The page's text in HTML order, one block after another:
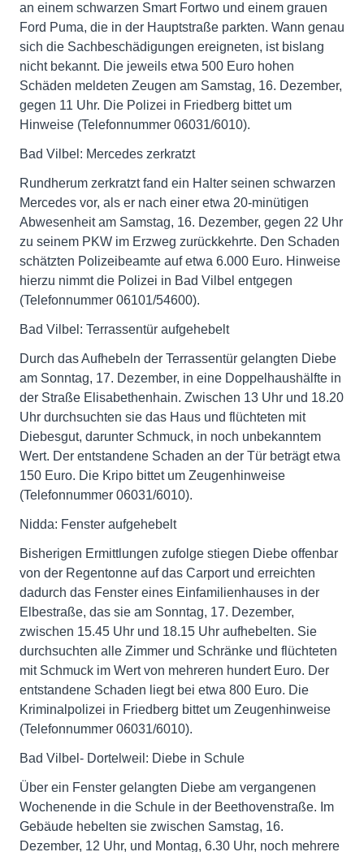
an einem schwarzen Smart Fortwo und einem grauen
Ford Puma, die in der Hauptstraße parkten. Wann genau
sich die Sachbeschädigungen ereigneten, ist bislang
nicht bekannt. Die jeweils etwa 500 Euro hohen
Schäden meldeten Zeugen am Samstag, 16. Dezember,
gegen 11 Uhr. Die Polizei in Friedberg bittet um
Hinweise (Telefonnummer 06031/6010).
Bad Vilbel: Mercedes zerkratzt
Rundherum zerkratzt fand ein Halter seinen schwarzen
Mercedes vor, als er nach einer etwa 20-minütigen
Abwesenheit am Samstag, 16. Dezember, gegen 22 Uhr
zu seinem PKW im Erzweg zurückkehrte. Den Schaden
schätzten Polizeibeamte auf etwa 6.000 Euro. Hinweise
hierzu nimmt die Polizei in Bad Vilbel entgegen
(Telefonnummer 06101/54600).
Bad Vilbel: Terrassentür aufgehebelt
Durch das Aufhebeln der Terrassentür gelangten Diebe
am Sonntag, 17. Dezember, in eine Doppelhaushälfte in
der Straße Elisabethenhain. Zwischen 13 Uhr und 18.20
Uhr durchsuchten sie das Haus und flüchteten mit
Diebesgut, darunter Schmuck, in noch unbekanntem
Wert. Der entstandene Schaden an der Tür beträgt etwa
150 Euro. Die Kripo bittet um Zeugenhinweise
(Telefonnummer 06031/6010).
Nidda: Fenster aufgehebelt
Bisherigen Ermittlungen zufolge stiegen Diebe offenbar
von der Regentonne auf das Carport und erreichten
dadurch das Fenster eines Einfamilienhauses in der
Elbestraße, das sie am Sonntag, 17. Dezember,
zwischen 15.45 Uhr und 18.15 Uhr aufhebelten. Sie
durchsuchten alle Zimmer und Schränke und flüchteten
mit Schmuck im Wert von mehreren hundert Euro. Der
entstandene Schaden liegt bei etwa 800 Euro. Die
Kriminalpolizei in Friedberg bittet um Zeugenhinweise
(Telefonnummer 06031/6010).
Bad Vilbel- Dortelweil: Diebe in Schule
Über ein Fenster gelangten Diebe am vergangenen
Wochenende in die Schule in der Beethovenstraße. Im
Gebäude hebelten sie zwischen Samstag, 16.
Dezember, 12 Uhr, und Montag, 6.30 Uhr, noch mehrere